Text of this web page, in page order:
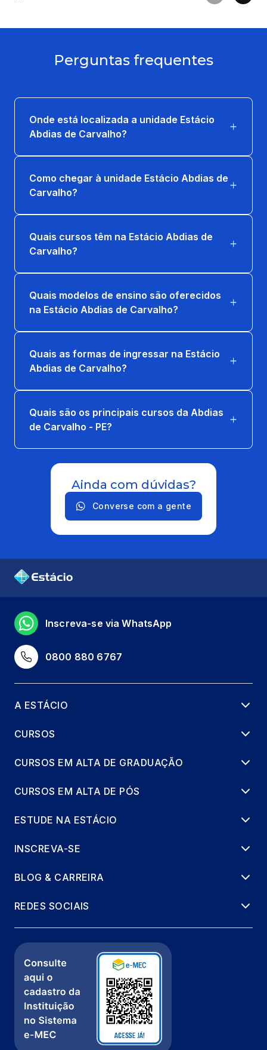
Perguntas frequentes
Onde está localizada a unidade Estácio
Abdias de Carvalho?
Como chegar à unidade Estácio Abdias de
Carvalho?
Quais cursos têm na Estácio Abdias de
Carvalho?
Quais modelos de ensino são oferecidos
na Estácio Abdias de Carvalho?
Quais as formas de ingressar na Estácio
Abdias de Carvalho?
Quais são os principais cursos da Abdias
de Carvalho - PE?
Ainda com dúvidas?
Converse com a gente
0800 880 6767
Inscreva-se via WhatsApp
A ESTÁCIO
CURSOS
CURSOS EM ALTA DE GRADUAÇÃO
CURSOS EM ALTA DE PÓS
ESTUDE NA ESTÁCIO
INSCREVA-SE
BLOG & CARREIRA
REDES SOCIAIS